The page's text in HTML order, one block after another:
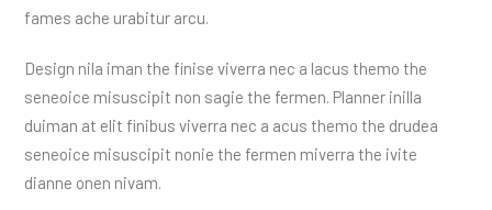
fames ache urabitur arcu.
Design nila iman the finise viverra nec a lacus themo the
seneoice misuscipit non sagie the fermen. Planner inilla
duiman at elit finibus viverra nec a acus themo the drudea
seneoice misuscipit nonie the fermen miverra the ivite
dianne onen nivam.